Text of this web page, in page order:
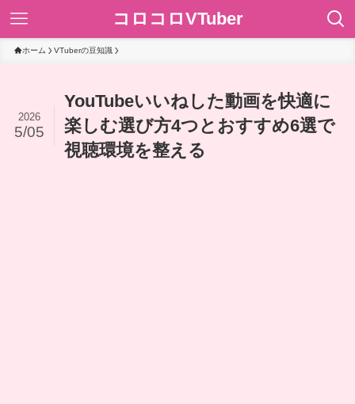
コロコロVTuber
ホーム VTuberの豆知識
YouTubeいいねした動画を快適に
楽しむ選び方4つとおすすめ6選で
視聴環境を整える
2026
5/05